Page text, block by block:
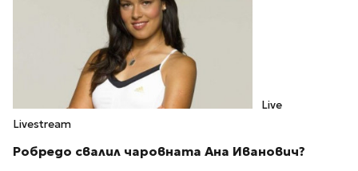
Live
Livestream
Робредо свалил чаровната Ана Иванович?